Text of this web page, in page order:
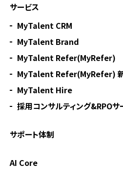
サービス
MyTalent CRM
MyTalent Brand
MyTalent Refer(MyRefer)
MyTalent Refer(MyRefer) 新
MyTalent Hire
採用コンサルティング&RPOサ
サポート体制
AI Core